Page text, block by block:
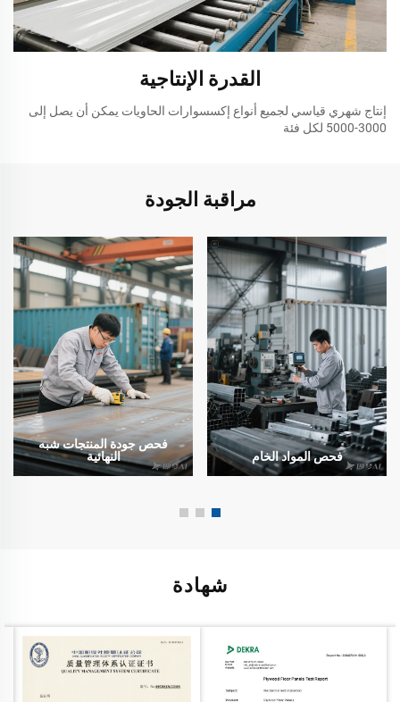
القدرة الإنتاجية
إنتاج شهري قياسي لجميع أنواع إكسسوارات الحاويات يمكن أن يصل إلى
3000-5000 لكل فئة
مراقبة الجودة
فحص المواد الخام
فحص جودة المنتجات شبه
النهائية
شهادة